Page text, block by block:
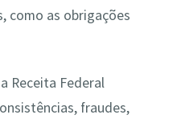
como as obrigações
Receita Federal
fraudes,